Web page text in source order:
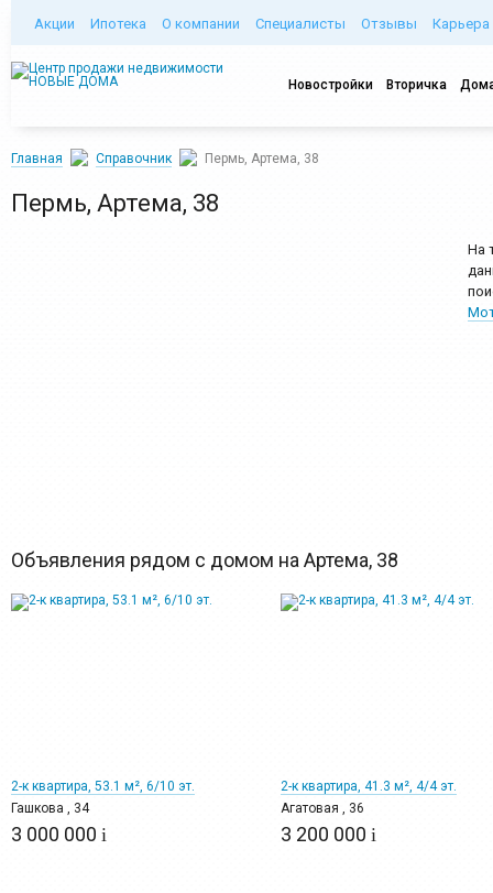
Акции Ипотека О компании Специалисты Отзывы Карьера
Новостройки Вторичка
Главная Справочник Пермь, Артема, 38
Пермь, Артема, 38
На
Объявления рядом с домом на Артема, 38
2-к квартира, 53.1 м², 6/10 эт.
Гашкова , 34
3 000 000 i
2-к квартира, 41.3 м², 4/4 эт.
Агатовая , 36
3 200 000 i